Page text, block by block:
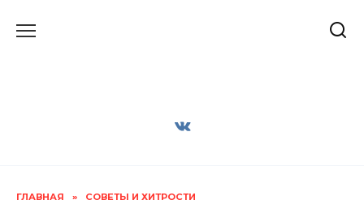
ГЛАВНАЯ » СОВЕТЫ И ХИТРОСТИ